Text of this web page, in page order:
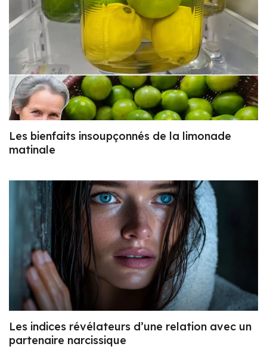
Les bienfaits insoupçonnés de la limonade
matinale
Les indices révélateurs d’une relation avec un
partenaire narcissique